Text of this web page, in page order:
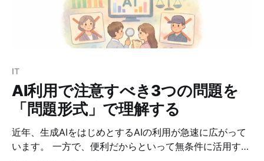
void run() { System.out.println("Hello"); } }; これをラム
ダ式で書くと、次のように短くできます。 Runnable
IT
AI利用で注意すべき3つの問題を
「問題形式」で理解する
近年、生成AIをはじめとするAIの利用が急速に広がって
います。 一方で、便利だからといって無条件に活用する